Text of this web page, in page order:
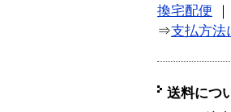
換宅配便
⇒支払方法
送料につ